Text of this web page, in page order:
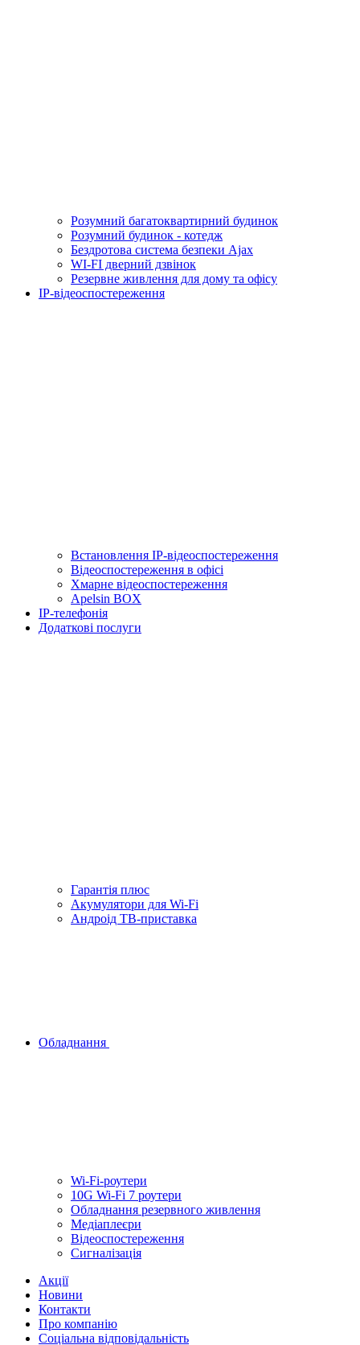
Розумний багатоквартирний будинок
Розумний будинок - котедж
Бездротова система безпеки Ajax
WI-FI дверний дзвінок
Резервне живлення для дому та офісу
IP-відеоспостереження
Встановлення IP-відеоспостереження
Відеоспостереження в офісі
Хмарне відеоспостереження
Apelsin BOX
IP-телефонія
Додаткові послуги
Гарантiя плюс
Акумулятори для Wi-Fi
Андроід ТВ-приставка
Обладнання
Wi-Fi-роутери
10G Wi-Fi 7 роутери
Обладнання резервного живлення
Медiаплеєри
Відеоспостереження
Сигналізація
Акції
Новини
Контакти
Про компанію
Соціальна відповідальність